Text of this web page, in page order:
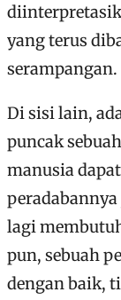
yang terus
serampangan.
Di sisi lain,
puncak
manusia
lagi
pun, sebuah
dengan baik,